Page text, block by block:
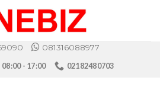
081316088977
08:00 - 17:00 02182480703